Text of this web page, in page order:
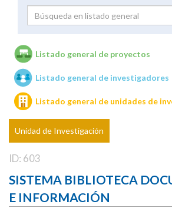
Unidades de investigación
Listado general de proyectos
Listado general de investigadores
Listado general de unidades de
Unidad de Investigación
ID: 603
SISTEMA BIBLIOTECA
E INFORMACIÓN